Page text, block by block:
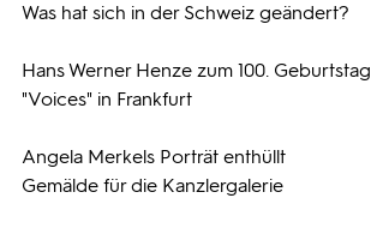
Was hat sich in der Schweiz geändert?
Hans Werner Henze zum 100. Geburtstag
"Voices" in Frankfurt
Angela Merkels Porträt enthüllt
Gemälde für die Kanzlergalerie